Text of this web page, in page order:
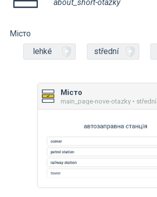
about_short-otazky
Місто
lehké
střední
Місто
main_page-nove-otazky • střední